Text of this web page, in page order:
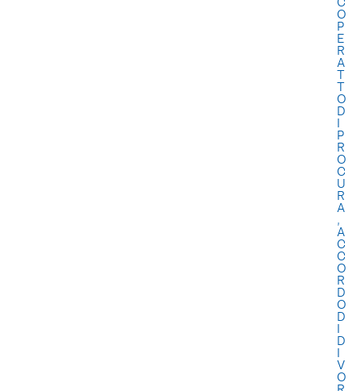
O
P
E
R
A
T
T
O
D
I
P
R
O
C
U
R
A
,
A
C
C
O
R
D
O
D
I
D
I
V
O